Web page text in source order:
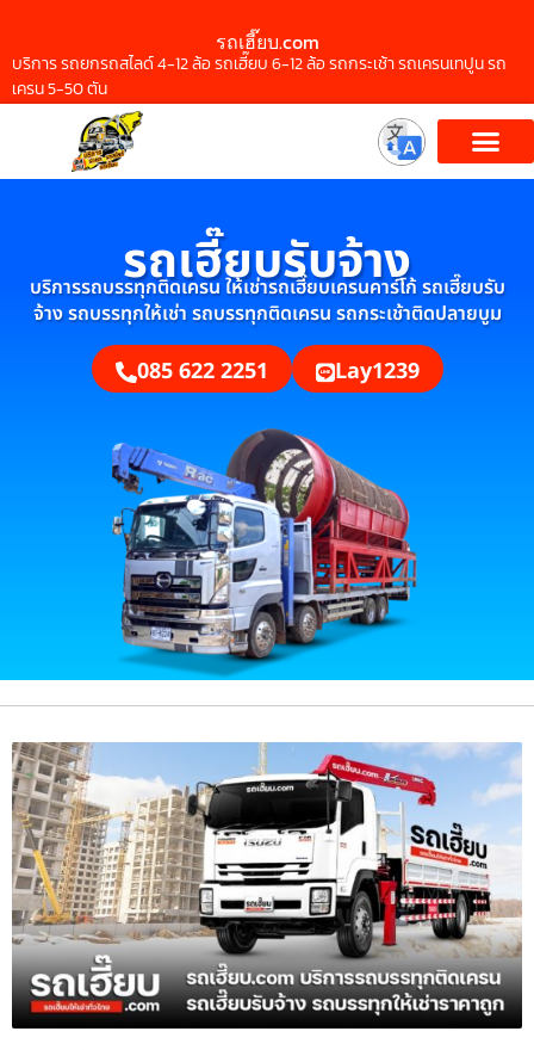
รถเฮี๊ยบ.com
บริการ รถยกรถสไลด์ 4-12 ล้อ รถเฮี๊ยบ 6-12 ล้อ รถกระเช้า รถเครนเทปูน รถ
เครน 5-50 ตัน
รถเฮี๊ยบรับจ้าง
บริการรถบรรทุกติดเครน ให้เช่ารถเฮี๊ยบเครนคาร์โก้ รถเฮี๊ยบรับ
จ้าง รถบรรทุกให้เช่า รถบรรทุกติดเครน รถกระเช้าติดปลายบูม
085 622 2251 Lay1239